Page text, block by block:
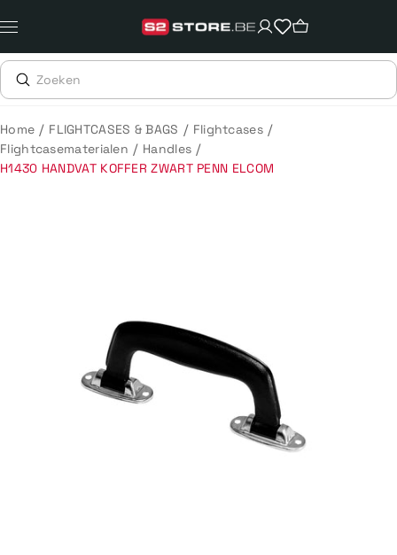
naar
content
Home / FLIGHTCASES & BAGS / Flightcases /
Flightcasematerialen / Handles /
H1430 HANDVAT KOFFER ZWART PENN ELCOM